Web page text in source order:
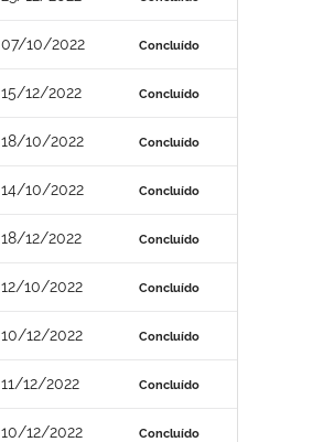
07/10/2022 Concluído
15/12/2022 Concluído
18/10/2022 Concluído
14/10/2022 Concluído
18/12/2022 Concluído
12/10/2022 Concluído
10/12/2022 Concluído
11/12/2022 Concluído
10/12/2022 Concluído